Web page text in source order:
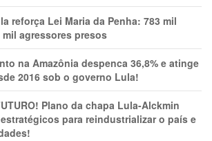
reforça Lei Maria da Penha: 783 mil
agressores presos
na Amazônia despenca 36,8% e atinge
2016 sob o governo Lula!
Plano da chapa Lula-Alckmin
para reindustrializar o país e